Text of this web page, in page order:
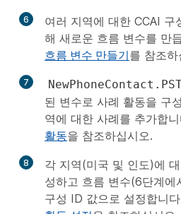
6
여러 지역에 대한 CCAI 구
해 새로운 흐름 변수를 만
흐름 변수 만들기를 참조하
7
된 변수로 사례 활동을 구
역에 대한 사례를 추가합
활동을 참조하십시오.
8
각 지역(미국 및 인도)에
성하고 흐름 변수(6단계에
구성 ID 값으로 설정합니